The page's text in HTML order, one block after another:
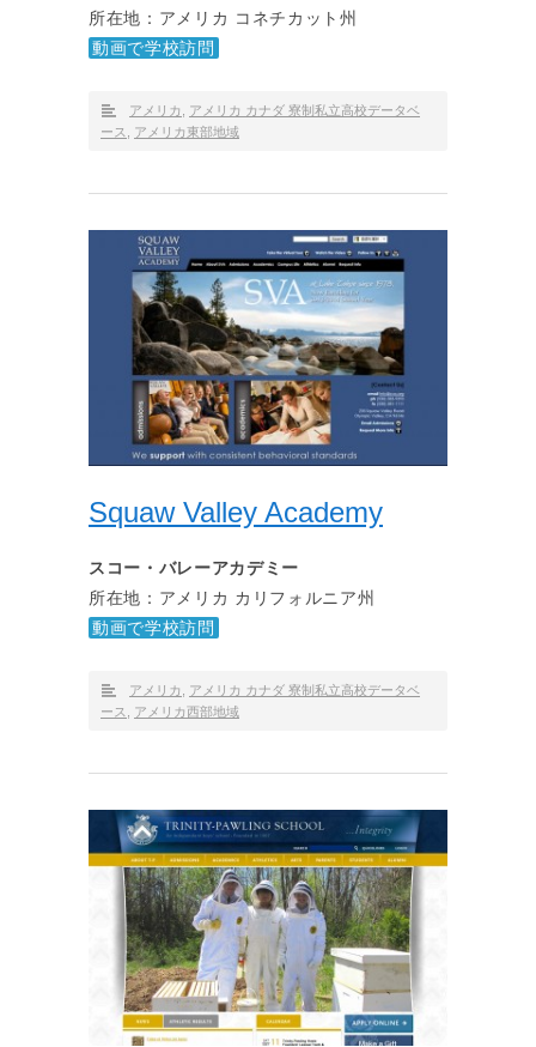
所在地：アメリカ コネチカット州
動画で学校訪問
アメリカ
アメリカ カナダ 寮制私立高校データベ
ース
アメリカ東部地域
Squaw Valley Academy
スコー・バレーアカデミー
所在地：アメリカ カリフォルニア州
動画で学校訪問
アメリカ
アメリカ カナダ 寮制私立高校データベ
ース
アメリカ西部地域